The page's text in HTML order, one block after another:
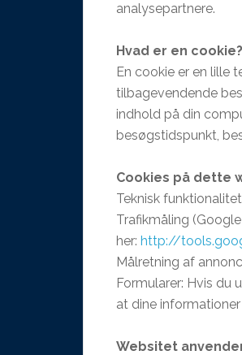
analysepartnere.
Hvad er en cookie?
En cookie er en lille
tilbagevendende
indhold på din
besøgstidspunkt,
Cookies på dette
Teknisk
Trafikmåling
her: http://
Målretning af
Formularer: Hvis du
at dine
Websitet